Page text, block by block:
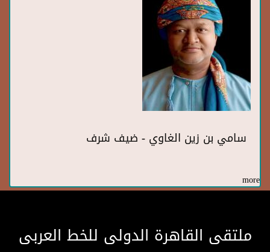
سامي بن زين الغاوي - ضيف شرف
more
ملتقى القاهرة الدولى للخط العربى